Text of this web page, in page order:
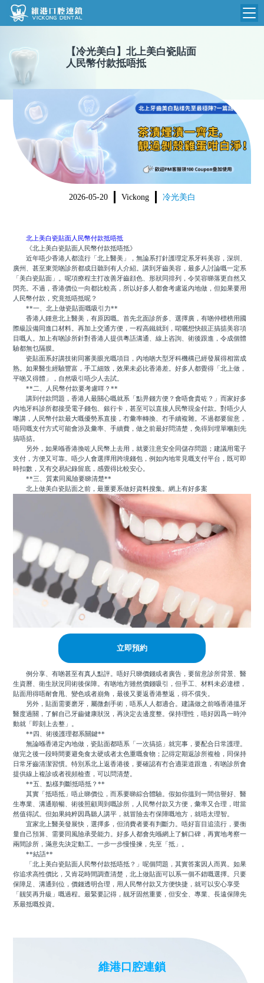
維港首頁
品牌介紹
環境設備
醫院新聞
收費標準
N
收費總表
植牙收費
根管收費
美學收費
箍牙收費
醫生團隊
門診時間
【冷光美白 】 北上美白瓷貼面
人民幣付款抵唔抵
2026-05-20 Vickong 冷光美白
北上美白瓷貼面人民幣付款抵唔抵
《北上美白瓷貼面人民幣付款抵唔抵》
近年唔少香港人都流行「北上醫美」，無論系打針護理定系牙科美容，深圳、
廣州、甚至東莞啲診所都成日聽到有人介紹。講到牙齒美容，最多人討論嘅一定系
「美白瓷貼面」。呢項療程主打改善牙齒顔色、形狀同排列，令笑容睇落更自然又
閃亮。不過，香港價位一向都比較高，所以好多人都會考慮返內地做，但如果要用
人民幣付款，究竟抵唔抵呢？
**一、北上做瓷貼面嘅吸引力**
香港人鍾意北上醫美，有原因嘅。首先北面診所多、選擇廣，有啲仲標榜用國
際級設備同進口材料。再加上交通方便，一程高鐵就到，啱曬想快靚正搞掂美容項
目嘅人。加上有啲診所針對香港人提供粵語溝通、線上咨詢、術後跟進，令成個體
驗都無乜隔膜。
瓷貼面系好講技術同審美眼光嘅項目，內地啲大型牙科機構已經發展得相當成
熟。如果醫生經驗豐富，手工細致，效果未必比香港差。好多人都覺得「北上做，
平啲又得體」，自然吸引唔少人去試。
**二、人民幣付款要考慮咩？**
講到付款問題，香港人最關心嘅就系「點畀錢方便？會唔會貴咗？」而家好多
內地牙科診所都接受電子錢包、銀行卡，甚至可以直接人民幣現金付款。對唔少人
嚟講，人民幣付款最大嘅優勢系直接，冇彙率轉換、冇手續複雜。不過都要留意，
唔同嘅支付方式可能會涉及彙率、手續費，做之前最好問清楚，免得到埋單嗰刻先
搞唔掂。
另外，如果喺香港換咗人民幣上去用，就要注意安全同儲存問題；建議用電子
支付，方便又可靠。唔少人會選擇用跨境錢包，例如內地常見嘅支付平台，既可即
時扣數，又有交易紀錄留底，感覺得比較安心。
**三、質素同風險要睇清楚**
北上做美白瓷貼面之前，最重要系做好資料搜集。網上有好多案
立即預約
例分享、有啲甚至有真人點評。唔好只睇價錢或者廣告，要留意診所背景、醫
生資曆、衛生狀況同術後保障。有啲地方雖然價錢吸引，但手工、材料未必達標，
貼面用得唔耐會甩、變色或者崩角，最後又要返香港整返，得不償失。
另外，貼面需要磨牙，屬微創手術，唔系人人都適合。建議做之前喺香港搵牙
醫度過關，了解自己牙齒健康狀況，再決定去邊度整。保持理性，唔好因爲一時沖
動就「即刻上去整」。
**四、術後護理都系關鍵**
無論喺香港定內地做，瓷貼面都唔系「一次搞掂」就完事，要配合日常護理。
做完之後一段時間要避免食太硬或者太色重嘅食物；記得定期返診所複檢，同保持
日常牙齒清潔習慣。特別系北上返香港後，要確認有冇合適渠道跟進，有啲診所會
提供線上複診或者視頻檢查，可以問清楚。
**五、點樣判斷抵唔抵？**
其實「抵唔抵」唔止睇價位，而系要睇綜合體驗。假如你搵到一間信譽好、醫
生專業、溝通順暢、術後照顧周到嘅診所，人民幣付款又方便，彙率又合理，咁當
然值得試。但如果純粹因爲聽人講平，就冒險去冇保障嘅地方，就唔太理智。
宜家北上醫美發展快，選擇多，但消費者要有判斷力。唔好盲目追流行，要衡
量自己預算、需要同風險承受能力。好多人都會先喺網上了解口碑，再實地考察一
兩間診所，滿意先決定動工。一步一步慢慢揀，先至「抵」。
**結語**
「北上美白瓷貼面人民幣付款抵唔抵？」呢個問題，其實答案因人而異。如果
你追求高性價比，又肯花時間調查清楚，北上做貼面可以系一個不錯嘅選擇。只要
保障足、溝通到位，價錢透明合理，用人民幣付款又方便快捷，就可以安心享受
「靓笑再升級」嘅過程。最緊要記得，靓牙固然重要，但安全、專業、長遠保障先
系最抵嘅投資。
維港口腔連鎖